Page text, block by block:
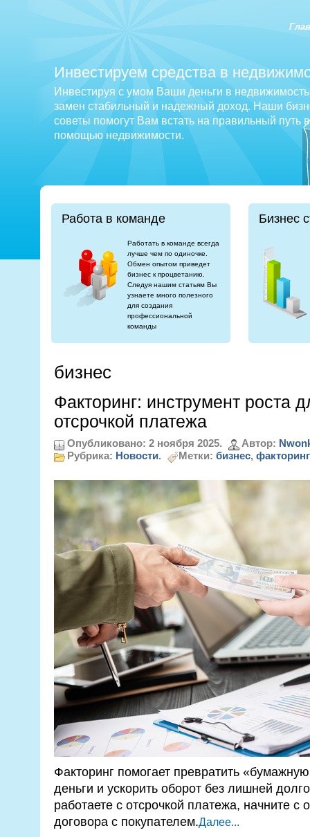
Инвестируем средства в
Инвестируя с умом Ваши деньги в
замен стабильный и надежный доход. Наши
советы помогут Вам встать на правильный путь
помощью недвижимости.
Работа в команде
Работать в команде всегда
лучше чем по одиночке.
Обмен опытом приведет
бизнес к процветанию.
Следуя нашим статьям Вы
узнаете много полезного
для создания
профессиональной
команды
Бизнес
бизнес
Факторинг: инструмент роста
отсрочкой платежа
Опубликовано: 2 ноября 2025. Автор:
Рубрика: Новости. Метки: бизнес, факторинг
Факторинг помогает превратить
деньги и ускорить оборот без лишней
работаете с отсрочкой платежа, начните с
договора с покупателем.Далее...